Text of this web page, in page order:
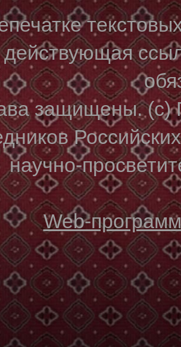
действующая
защищены. (с)
научно-
Web-